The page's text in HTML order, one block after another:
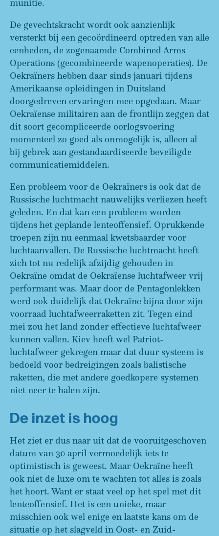
munitie.
De gevechtskracht wordt ook aanzienlijk
versterkt bij een gecoördineerd optreden van alle
eenheden, de zogenaamde Combined Arms
Operations (gecombineerde wapenoperaties). De
Oekraïners hebben daar sinds januari tijdens
Amerikaanse opleidingen in Duitsland
doorgedreven ervaringen mee opgedaan. Maar
Oekraïense militairen aan de frontlijn zeggen dat
dit soort gecompliceerde oorlogsvoering
momenteel zo goed als onmogelijk is, alleen al
bij gebrek aan gestandaardiseerde beveiligde
communicatiemiddelen.
Een probleem voor de Oekraïners is ook dat de
Russische luchtmacht nauwelijks verliezen heeft
geleden. En dat kan een probleem worden
tijdens het geplande lenteoffensief. Oprukkende
troepen zijn nu eenmaal kwetsbaarder voor
luchtaanvallen. De Russische luchtmacht heeft
zich tot nu redelijk afzijdig gehouden in
Oekraïne omdat de Oekraïense luchtafweer vrij
performant was. Maar door de Pentagonlekken
werd ook duidelijk dat Oekraïne bijna door zijn
voorraad luchtafweerraketten zit. Tegen eind
mei zou het land zonder effectieve luchtafweer
kunnen vallen. Kiev heeft wel Patriot-
luchtafweer gekregen maar dat duur systeem is
bedoeld voor bedreigingen zoals balistische
raketten, die met andere goedkopere systemen
niet neer te halen zijn.
De inzet is hoog
Het ziet er dus naar uit dat de vooruitgeschoven
datum van 30 april vermoedelijk iets te
optimistisch is geweest. Maar Oekraïne heeft
ook niet de luxe om te wachten tot alles is zoals
het hoort. Want er staat veel op het spel met dit
lenteoffensief. Het is een unieke, maar
misschien ook wel enige en laatste kans om de
situatie op het slagveld in Oost- en Zuid-